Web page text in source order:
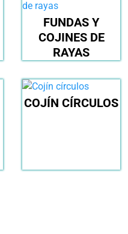
FUNDAS Y
COJINES DE
RAYAS
COJÍN CÍRCULOS